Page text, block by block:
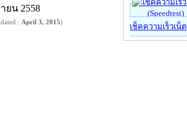
ยน 2558
: April 3, 2015)
เช็คความเร็วเน็ต